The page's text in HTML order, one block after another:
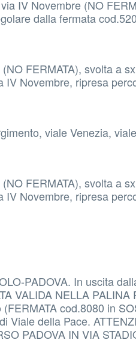
IV Novembre (NO
dalla fermata
FERMATA), svolta a
IV Novembre, ripresa
viale Venezia,
FERMATA), svolta a
IV Novembre, ripresa
PADOVA. In uscita
VALIDA NELLA PALINA
cod.8080 in
Viale della Pace.
PADOVA IN VIA